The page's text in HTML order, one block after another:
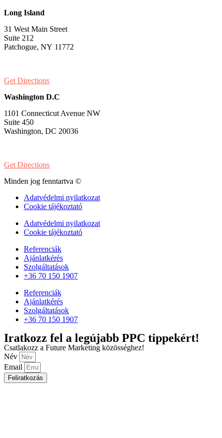
Long Island
31 West Main Street
Suite 212
Patchogue, NY 11772
Get Directions
Washington D.C
1101 Connecticut Avenue NW
Suite 450
Washington, DC 20036
Get Directions
Minden jog fenntartva ©
Adatvédelmi nyilatkozat
Cookie tájékoztató
Adatvédelmi nyilatkozat
Cookie tájékoztató
Referenciák
Ajánlatkérés
Szolgáltatások
+36 70 150 1907
Referenciák
Ajánlatkérés
Szolgáltatások
+36 70 150 1907
Iratkozz fel a legújabb PPC tippekért!
Csatlakozz a Future Marketing közösséghez!
Név
Email
Feliratkozás